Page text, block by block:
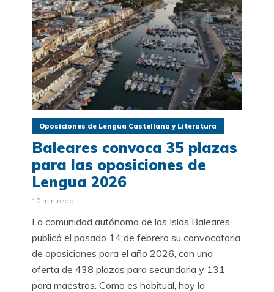
Oposiciones de Lengua Castellana y Literatura
Baleares convoca 35 plazas
para las oposiciones de
Lengua 2026
10 min read
La comunidad autónoma de las Islas Baleares
publicó el pasado 14 de febrero su convocatoria
de oposiciones para el año 2026, con una
oferta de 438 plazas para secundaria y 131
para maestros. Como es habitual, hoy la